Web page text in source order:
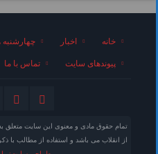
خانه اخبار چهارشنبه
پیوندهای سایت تماس با ما
تمام حقوق مادی و معنوی این سایت متعلق
از انقلاب می باشد و استفاده از مطالب با